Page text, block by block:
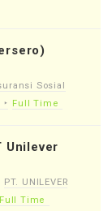
Sosial
Full Time
Unilever
PT. UNILEVER
Full Time